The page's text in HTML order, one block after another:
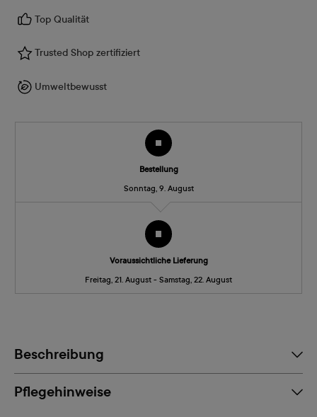
Top Qualität
Trusted Shop zertifiziert
Umweltbewusst
Bestellung
Sonntag, 9. August
Voraussichtliche Lieferung
Freitag, 21. August - Samstag, 22. August
Beschreibung
Pflegehinweise